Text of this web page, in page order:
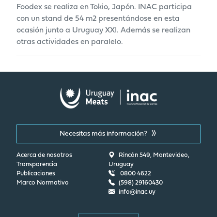
Foodex se realiza en Tokio, Japón. INAC participa
con un stand de 54 m2 presentándose en esta
ocasión junto a Uruguay XXI. Además se realizan
otras actividades en paralelo.
Necesitas más información?
Acerca de nosotros
Transparencia
Publicaciones
Marco Normativo
Rincón 549, Montevideo,
Uruguay
0800 4622
(598) 29160430
info@inac.uy